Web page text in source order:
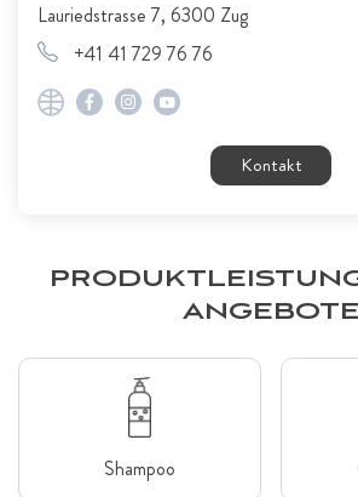
Lauriedstrasse 7, 6300 Zug
+41 41 729 76 76
Kontakt
ANGEBOTE
Shampoo